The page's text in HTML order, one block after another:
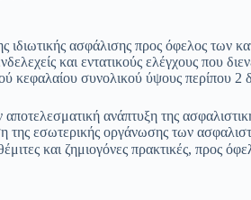
ιδιωτικής ασφάλισης προς όφελος των
και εντατικούς ελέγχους που
κεφαλαίου συνολικού ύψους περίπου 2
ανάπτυξη της
της εσωτερικής οργάνωσης των
και ζημιογόνες πρακτικές, προς